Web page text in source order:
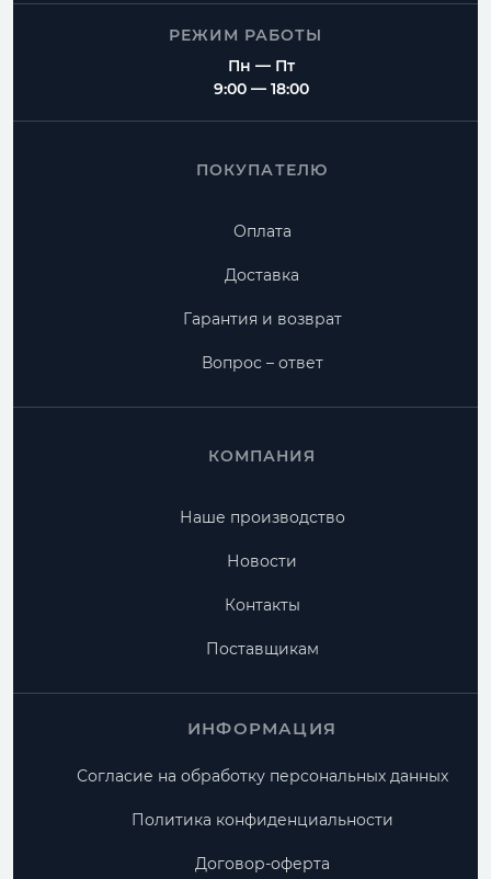
РЕЖИМ РАБОТЫ
Пн — Пт
9:00 — 18:00
ПОКУПАТЕЛЮ
Оплата
Доставка
Гарантия и возврат
Вопрос – ответ
КОМПАНИЯ
Наше производство
Новости
Контакты
Поставщикам
ИНФОРМАЦИЯ
Согласие на обработку персональных данных
Политика конфиденциальности
Договор-оферта